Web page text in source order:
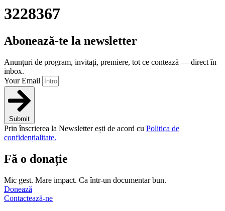
3228367
Abonează-te la newsletter
Anunțuri de program, invitați, premiere, tot ce contează — direct în
inbox.
Your Email
Submit
Prin înscrierea la Newsletter ești de acord cu Politica de
confidențialitate.
Fă o donație
Mic gest. Mare impact. Ca într-un documentar bun.
Donează
Contactează-ne